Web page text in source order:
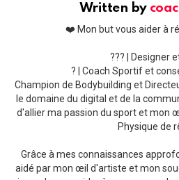
Written by
❤️ Mon but vous aider à
??‍? | Designer
? | Coach Sportif et
Champion de Bodybuilding et
le domaine du digital et de la
d'allier ma passion du sport et mon
Physique de
Grâce à mes connaissances
aidé par mon œil d'artiste et mon